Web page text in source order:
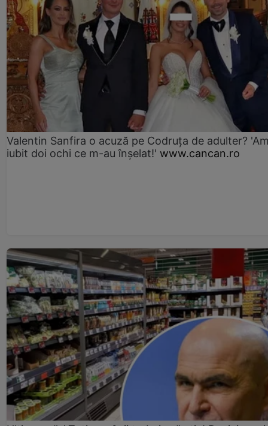
Valentin Sanfira o acuză pe Codruța de adulter?
iubit doi ochi ce m-au înșelat!' www.cancan.ro